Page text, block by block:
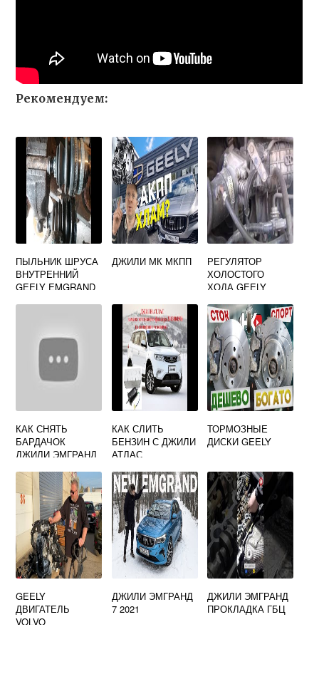
Рекомендуем:
ПЫЛЬНИК ШРУСА
ВНУТРЕННИЙ
GEELY EMGRAND
ДЖИЛИ МК МКПП
РЕГУЛЯТОР
ХОЛОСТОГО
ХОДА GEELY
КАК СНЯТЬ
БАРДАЧОК
ДЖИЛИ ЭМГРАНД
КАК СЛИТЬ
БЕНЗИН С ДЖИЛИ
АТЛАС
ТОРМОЗНЫЕ
ДИСКИ GEELY
GEELY
ДВИГАТЕЛЬ
VOLVO
ДЖИЛИ ЭМГРАНД
7 2021
ДЖИЛИ ЭМГРАНД
ПРОКЛАДКА ГБЦ